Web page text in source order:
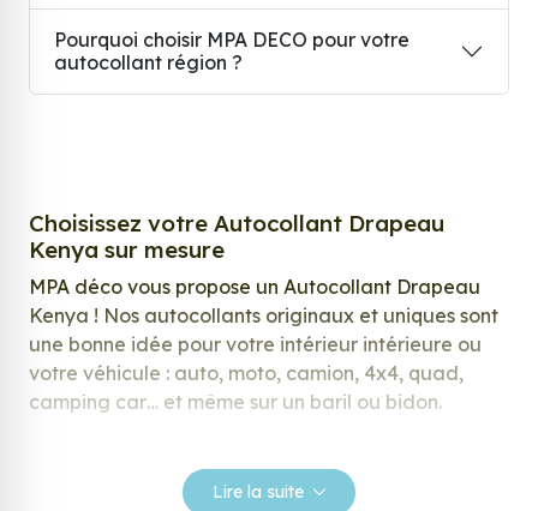
Pourquoi choisir MPA DECO pour votre
autocollant région ?
Choisissez votre Autocollant Drapeau
Kenya sur mesure
MPA déco vous propose un Autocollant Drapeau
Kenya ! Nos autocollants originaux et uniques sont
une bonne idée pour votre intérieur intérieure ou
votre véhicule : auto, moto, camion, 4x4, quad,
camping car… et même sur un baril ou bidon.
répondre à vos attentes, laissez vous inspirer parmi
Lire la suite